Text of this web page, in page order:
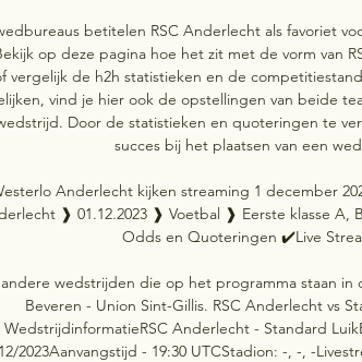
betitelen RSC Anderlecht als favoriet
op deze pagina hoe het zit met de vorm van
vergelijk de h2h statistieken en de
vind je hier ook de opstellingen van beide
Door de statistieken en quoteringen te
succes bij het plaatsen van een
Anderlecht kijken streaming 1 december
❱ 01.12.2023 ❱ Voetbal ❱ Eerste klasse A,
Odds en Quoteringen ✔️Live
wedstrijden die op het programma staan in
Beveren - Union Sint-Gillis. RSC Anderlecht vs
WedstrijdinformatieRSC Anderlecht - Standard
2023Aanvangstijd - 19:30 UTCStadion: -, -, -